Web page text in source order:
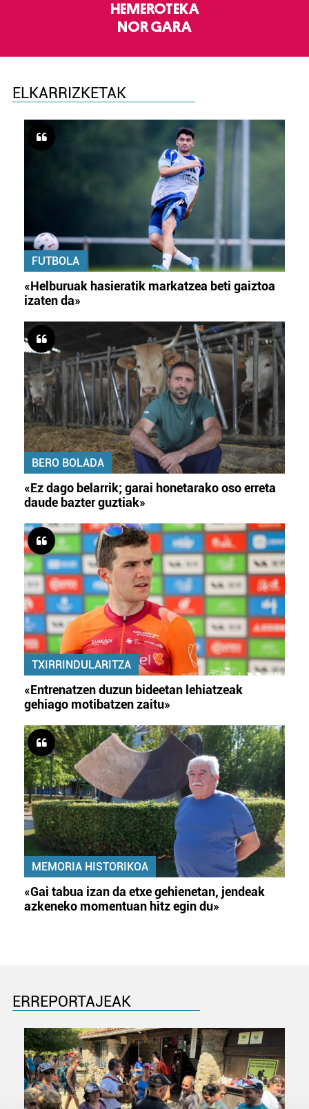
HEMEROTEKA
NOR GARA
ELKARRIZKETAK
FUTBOLA
«Helburuak hasieratik markatzea beti gaiztoa
izaten da»
BERO BOLADA
«Ez dago belarrik; garai honetarako oso erreta
daude bazter guztiak»
TXIRRINDULARITZA
«Entrenatzen duzun bideetan lehiatzeak
gehiago motibatzen zaitu»
MEMORIA HISTORIKOA
«Gai tabua izan da etxe gehienetan, jendeak
azkeneko momentuan hitz egin du»
ERREPORTAJEAK